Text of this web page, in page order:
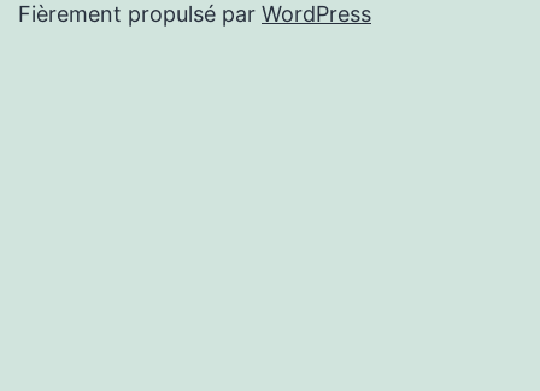
Fièrement propulsé par WordPress